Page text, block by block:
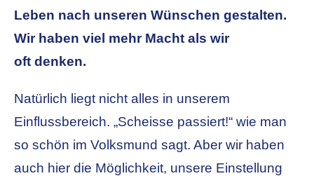
Leben nach unseren Wünschen gestalten.
Wir haben viel mehr Macht als wir
oft denken.
Natürlich liegt nicht alles in unserem
Einflussbereich. „Scheisse passiert!“ wie man
so schön im Volksmund sagt. Aber wir haben
auch hier die Möglichkeit, unsere Einstellung